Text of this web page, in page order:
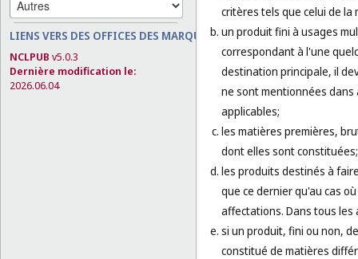
LIENS VERS DES OFFICES DES MARQUES
NCLPUB v5.0.3
Dernière modification le:
2026.06.04
critères tels que celui de
un produit fini à usages
correspondant à l'une
destination principale, il
ne sont mentionnées
applicables;
les matières premières,
dont elles sont constituées;
les produits destinés à
que ce dernier qu'au cas
affectations. Dans tous les
si un produit, fini ou non,
constitué de matières